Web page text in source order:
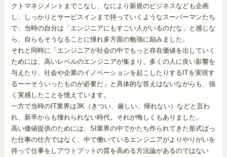
クトマネジメントまでこなし、なにより新規のビジネスなども企画
し、しっかりとサービスインまで持っていくようなスーパーマンたち
で、当時の自分は「エンジニアにもすごい人がいるのだな」と感じな
ら、自らもそうなることに憧れ多方面の勉強に励みました。
それと同時に「エンジニアが社会の中でもっと存在価値を出していく
ためには、高いレベルのエンジニアが集まり、多くの人に良い影響を
与えたり、社会や企業のイノベーションを起こしたりするITを実現す
るーーそういったものが必要だ」と具体的な答えはないながらも、強
く実感したことを憶えています。
一方で当時のIT業界は3K（きつい、厳しい、帰れない）などと言わ
れ、新卒からも憧れられない時代。それが悔しくもありました。
高い価値提供のためには、SI業界の中でかたち作られてきた形式ばっ
た仕事の仕方ではなく、中で働いているエンジニアがよりやりがいを
持って仕事をしアウトプットの質を高める方法論があるのではない